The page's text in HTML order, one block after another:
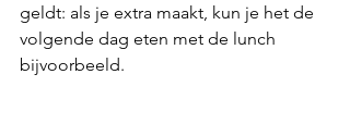
geldt: als je extra maakt, kun je het de
volgende dag eten met de lunch
bijvoorbeeld.